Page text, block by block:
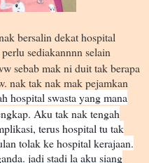
bersalin dekat hospital
sediakannnn selain
sebab mak ni duit tak berapa
nak tak nak mak pejamkan
hospital swasta yang mana
Aku tak nak tengah
terus hospital tu tak
tolak ke hospital kerajaan.
jadi stadi la aku siang